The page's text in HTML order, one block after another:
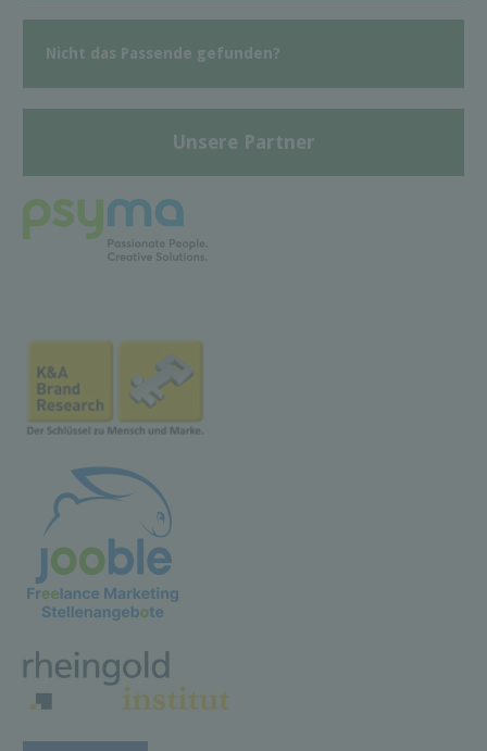
Nicht das Passende gefunden?
Unsere Partner